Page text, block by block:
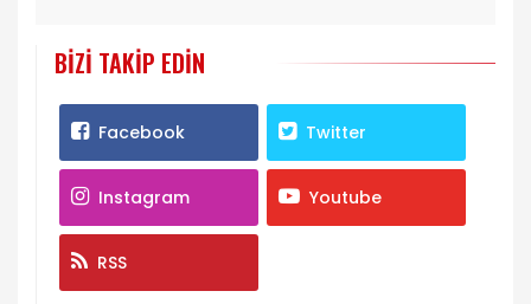
BIZI TAKIP EDIN
Facebook Twitter
Instagram Youtube
RSS